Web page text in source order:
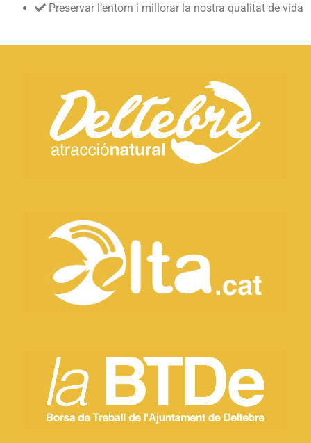
Preservar l’entorn i millorar la nostra qualitat de vida